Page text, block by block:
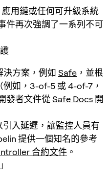
用鏈或任何可升級系統
件再次強調了一系列不可
決方案，例如 Safe ，並根
如，3-of-5 或 4-of-7，
發者文件從Safe Docs 開
入延遲，讓監控人員有
提供一個知名的參考
合約文件 。